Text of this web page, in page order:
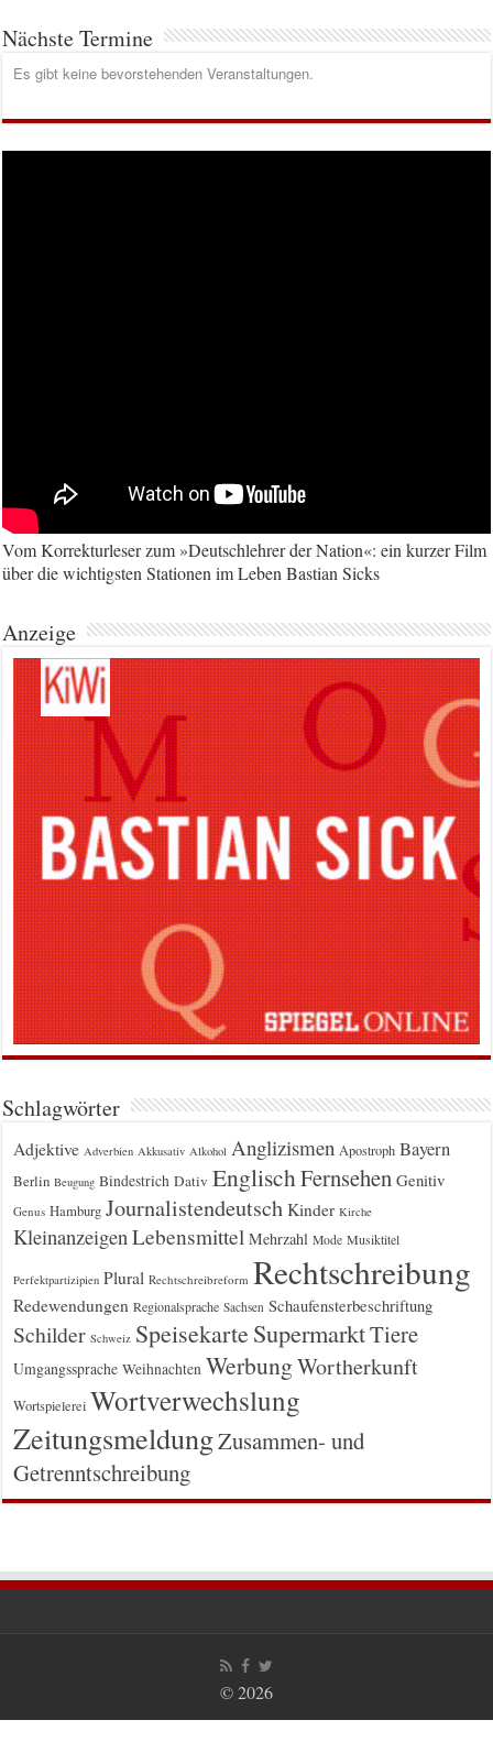
Nächste Termine
Es gibt keine bevorstehenden Veranstaltungen.
Vom Korrekturleser zum »Deutschlehrer der Nation«: ein kurzer Film
über die wichtigsten Stationen im Leben Bastian Sicks
Anzeige
Schlagwörter
Adjektive Adverbien Akkusativ Alkohol Anglizismen Apostroph Bayern
Berlin Beugung Bindestrich Dativ EnglischFernsehen Genitiv
Genus Hamburg Journalistendeutsch Kinder Kirche
Kleinanzeigen Lebensmittel Mehrzahl Mode Musiktitel
Perfektpartizipien Plural Rechtschreibreform Rechtschreibung
Redewendungen Regionalsprache Sachsen Schaufensterbeschriftung
Schilder Schweiz Speisekarte SupermarktTiere
Umgangssprache Weihnachten WerbungWortherkunft
Wortspielerei Wortverwechslung
ZeitungsmeldungZusammen- und
Getrenntschreibung
© 2026